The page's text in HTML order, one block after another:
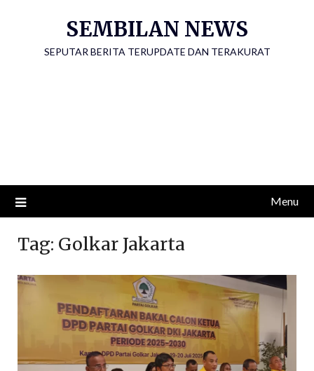
SEMBILAN NEWS
SEPUTAR BERITA TERUPDATE DAN TERAKURAT
Menu
Tag: Golkar Jakarta